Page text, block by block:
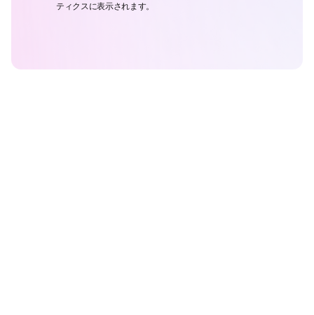
ティクスに表示されます。